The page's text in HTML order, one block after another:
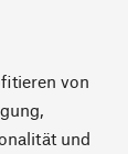
von
und